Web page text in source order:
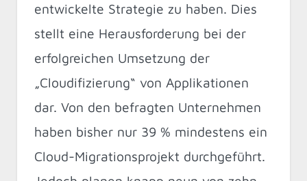
entwickelte Strategie zu haben. Dies
stellt eine Herausforderung bei der
erfolgreichen Umsetzung der
„Cloudifizierung“ von Applikationen
dar. Von den befragten Unternehmen
haben bisher nur 39 % mindestens ein
Cloud-Migrationsprojekt durchgeführt.